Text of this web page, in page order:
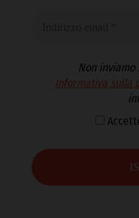
Non
Informativa sulla